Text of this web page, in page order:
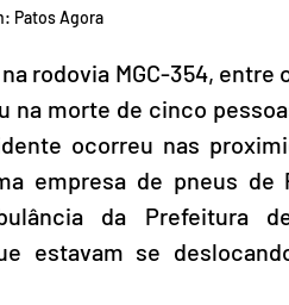
Patos Agora
rodovia MGC-354, entre
na morte de cinco
ocorreu nas
empresa de pneus de
da Prefeitura
estavam se